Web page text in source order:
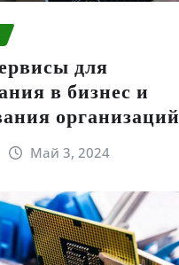
для
в бизнес и
организаций
Май 3, 2024